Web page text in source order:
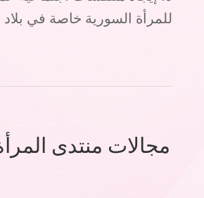
للمرأة السورية خاصة في بلاد
مجالات منتدى